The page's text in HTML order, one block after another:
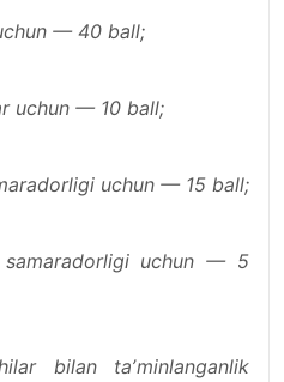
— 40 ball;
uchun — 10 ball;
uchun — 15 ball;
uchun — 5
bilan taʼminlanganlik